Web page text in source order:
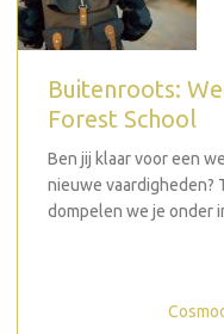
Buitenroots:
Forest School
Ben jij klaar voor een
nieuwe vaardigheden?
dompelen we je onder